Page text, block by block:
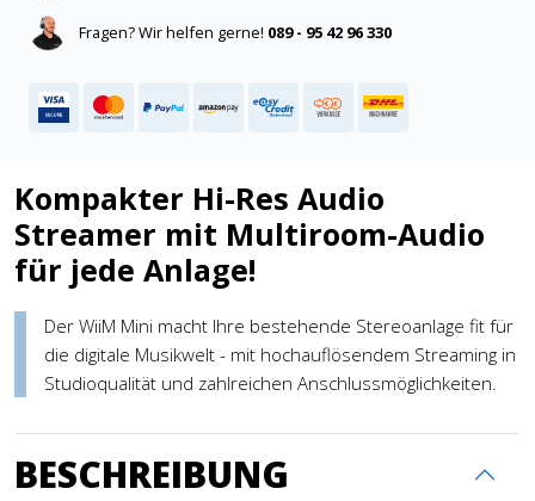
Fragen? Wir helfen gerne! 089 - 95 42 96 330
Kompakter Hi-Res Audio
Streamer mit Multiroom-Audio
für jede Anlage!
Der WiiM Mini macht Ihre bestehende Stereoanlage fit für
die digitale Musikwelt - mit hochauflösendem Streaming in
Studioqualität und zahlreichen Anschlussmöglichkeiten.
BESCHREIBUNG